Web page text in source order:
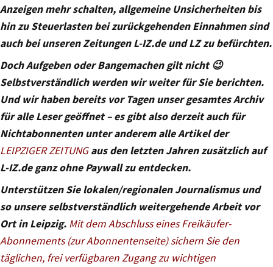
Anzeigen mehr schalten, allgemeine Unsicherheiten bis
hin zu Steuerlasten bei zurückgehenden Einnahmen sind
auch bei unseren Zeitungen L-IZ.de und LZ zu befürchten.
Doch Aufgeben oder Bangemachen gilt nicht 😉
Selbstverständlich werden wir weiter für Sie berichten.
Und wir haben bereits vor Tagen unser gesamtes Archiv
für alle Leser geöffnet – es gibt also derzeit auch für
Nichtabonnenten unter anderem alle Artikel der
LEIPZIGER ZEITUNGaus den letzten Jahren zusätzlich auf
L-IZ.de ganz ohne Paywall zu entdecken.
Unterstützen Sie lokalen/regionalen Journalismus und
so unsere selbstverständlich weitergehende Arbeit vor
Ort in Leipzig. Mit dem Abschluss eines Freikäufer-
Abonnements (zur Abonnentenseite) sichern Sie den
täglichen, frei verfügbaren Zugang zu wichtigen